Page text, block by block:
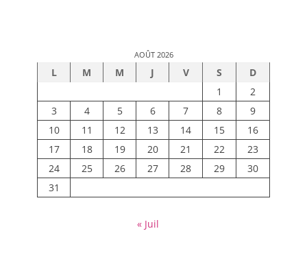
AOÛT 2026
L M M J V S
D
1
2
3
4 5 6 7 8
9
10
11 12 13 14 15
16
17
18 19 20 21 22
23
24
25 26 27 28 29
30
31
« Juil